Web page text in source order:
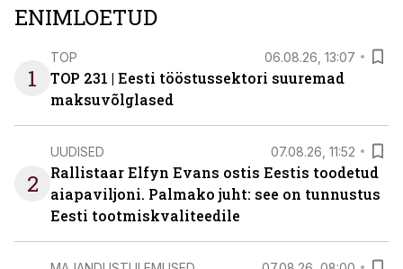
ENIMLOETUD
1
TOP 06.08.26, 13:07
TOP 231 | Eesti tööstussektori suuremad
maksuvõlglased
2
UUDISED 07.08.26, 11:52
Rallistaar Elfyn Evans ostis Eestis toodetud
aiapaviljoni. Palmako juht: see on tunnustus
Eesti tootmiskvaliteedile